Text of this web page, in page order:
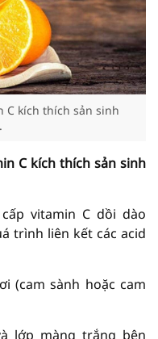
C kích thích sản sinh
C kích thích sản sinh
vitamin C dồi dào
trình liên kết các acid
(cam sành hoặc cam
lớp màng trắng bên